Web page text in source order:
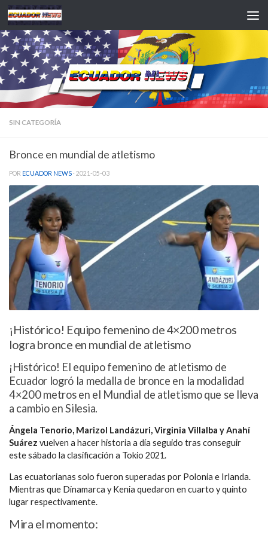
Saltar al contenido
SIN CATEGORÍA
Bronce en mundial de atletismo
POR ECUADOR NEWS · 2021-05-03
¡Histórico! Equipo femenino de 4×200 metros
logra bronce en mundial de atletismo
¡Histórico! El equipo femenino de atletismo de
Ecuador logró la medalla de bronce en la modalidad
4×200 metros en el Mundial de atletismo que se lleva
a cambio en Silesia.
Ángela Tenorio, Marizol Landázuri, Virginia Villalba y Anahí
Suárez vuelven a hacer historia a día seguido tras conseguir
este sábado la clasificación a Tokio 2021.
Las ecuatorianas solo fueron superadas por Polonia e Irlanda.
Mientras que Dinamarca y Kenia quedaron en cuarto y quinto
lugar respectivamente.
Mira el momento: